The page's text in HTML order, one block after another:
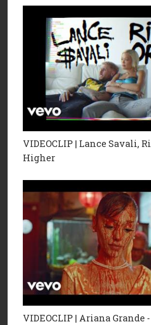
VIDEOCLIP | Lance Savali,
Higher
VIDEOCLIP | Ariana Grande